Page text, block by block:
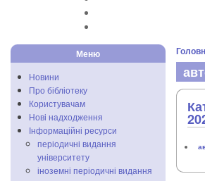
Меню
Новини
Про бібліотеку
Користувачам
Нові надходження
Інформаційні ресурси
періодичні видання
університету
іноземні періодичні видання